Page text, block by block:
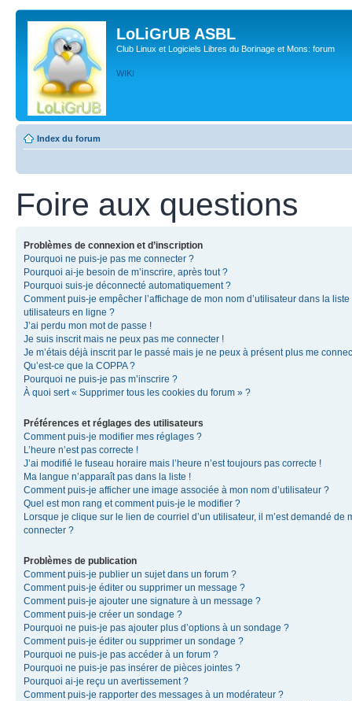
LoLiGrUB ASBL
Club Linux et Logiciels Libres du Borinage et Mons: forum
WIKI
Index du forum
Foire aux questions
Problèmes de connexion et d’inscription
Pourquoi ne puis-je pas me connecter ?
Pourquoi ai-je besoin de m’inscrire, après tout ?
Pourquoi suis-je déconnecté automatiquement ?
Comment puis-je empêcher l’affichage de mon nom d’utilisateur dans la liste
utilisateurs en ligne ?
J’ai perdu mon mot de passe !
Je suis inscrit mais ne peux pas me connecter !
Je m’étais déjà inscrit par le passé mais je ne peux à présent plus me
Qu’est-ce que la COPPA ?
Pourquoi ne puis-je pas m’inscrire ?
À quoi sert « Supprimer tous les cookies du forum » ?
Préférences et réglages des utilisateurs
Comment puis-je modifier mes réglages ?
L’heure n’est pas correcte !
J’ai modifié le fuseau horaire mais l’heure n’est toujours pas correcte !
Ma langue n’apparaît pas dans la liste !
Comment puis-je afficher une image associée à mon nom d’utilisateur ?
Quel est mon rang et comment puis-je le modifier ?
Lorsque je clique sur le lien de courriel d’un utilisateur, il m’est demandé de
connecter ?
Problèmes de publication
Comment puis-je publier un sujet dans un forum ?
Comment puis-je éditer ou supprimer un message ?
Comment puis-je ajouter une signature à un message ?
Comment puis-je créer un sondage ?
Pourquoi ne puis-je pas ajouter plus d’options à un sondage ?
Comment puis-je éditer ou supprimer un sondage ?
Pourquoi ne puis-je pas accéder à un forum ?
Pourquoi ne puis-je pas insérer de pièces jointes ?
Pourquoi ai-je reçu un avertissement ?
Comment puis-je rapporter des messages à un modérateur ?